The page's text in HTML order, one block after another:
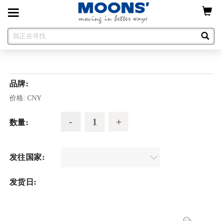
Toggle
navigation
品牌:
价格: CNY
数量:
发往国家:
发货日: